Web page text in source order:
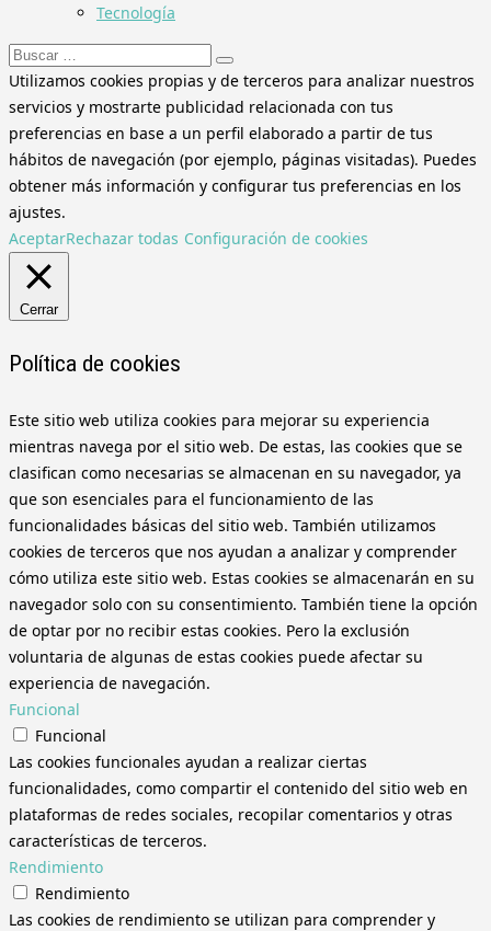
Tecnología
Buscar:
Utilizamos cookies propias y de terceros para analizar nuestros
servicios y mostrarte publicidad relacionada con tus
preferencias en base a un perfil elaborado a partir de tus
hábitos de navegación (por ejemplo, páginas visitadas). Puedes
obtener más información y configurar tus preferencias en los
ajustes.
AceptarRechazar todas Configuración de cookies
Cerrar
Política de cookies
Este sitio web utiliza cookies para mejorar su experiencia
mientras navega por el sitio web. De estas, las cookies que se
clasifican como necesarias se almacenan en su navegador, ya
que son esenciales para el funcionamiento de las
funcionalidades básicas del sitio web. También utilizamos
cookies de terceros que nos ayudan a analizar y comprender
cómo utiliza este sitio web. Estas cookies se almacenarán en su
navegador solo con su consentimiento. También tiene la opción
de optar por no recibir estas cookies. Pero la exclusión
voluntaria de algunas de estas cookies puede afectar su
experiencia de navegación.
Funcional
Funcional
Las cookies funcionales ayudan a realizar ciertas
funcionalidades, como compartir el contenido del sitio web en
plataformas de redes sociales, recopilar comentarios y otras
características de terceros.
Rendimiento
Rendimiento
Las cookies de rendimiento se utilizan para comprender y